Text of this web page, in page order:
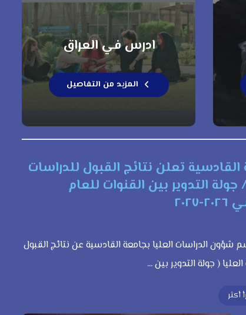
ادرس في العراق
المزيد من التفاصيل
تعلن نتائج القبول للدراسات
جولة التدوير بين القنوات للعام
شؤون الدراسات العليا بجامعة القادسية عن نتائج القبول
( جولة التدوير بين ...
أكثر